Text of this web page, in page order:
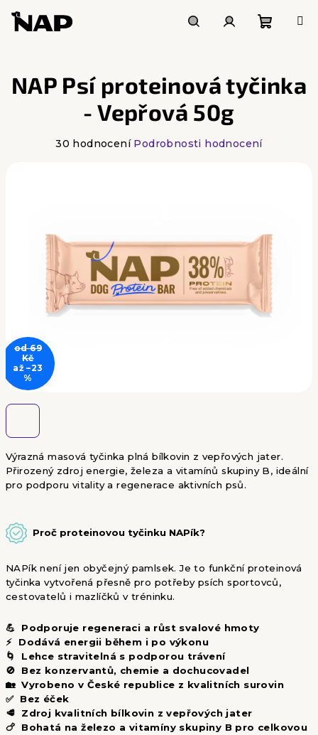
obsah
košík
Výrazná masová tyčinka plná bílkovin z vepřových jater.
Přirozený zdroj energie, železa a vitamínů skupiny B, ideální
pro podporu vitality a regenerace aktivních psů.
Proč proteinovou tyčinku NAPík?
NAPík není jen obyčejný pamlsek. Je to funkční proteinová
tyčinka vytvořená přesně pro potřeby psích sportovců,
cestovatelů i mazlíčků v tréninku.
💪 Podporuje regeneraci a růst svalové hmoty
⚡ Dodává energii během i po výkonu
🌀 Lehce stravitelná s podporou trávení
🚫 Bez konzervantů, chemie a dochucovadel
🏡 Vyrobeno v České republice z kvalitních surovin
✅ Bez éček
🥩 Zdroj kvalitních bílkovin z vepřových jater
🍗 Bohatá na železo a vitamíny skupiny B pro celkovou
NAP Psí proteinová tyčinka
- Vepřová 50g
Průměrné
hvězdiček.
30 hodnocení Podrobnosti hodnocení
od 69
Kč
až –23
%